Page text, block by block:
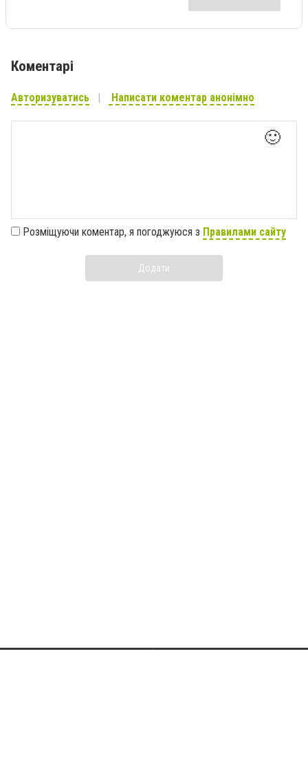
Коментарі
Авторизуватись Написати коментар анонімно
🙂
Розміщуючи коментар, я погоджуюся з Правилами сайту
Додати